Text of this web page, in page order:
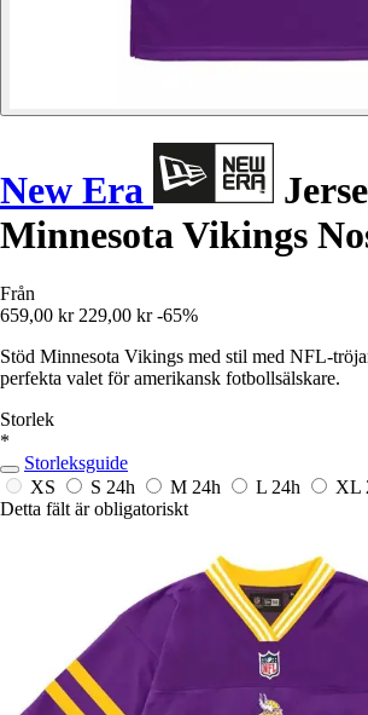
New Era
Minnesota Vikings
Från
659,00 kr 229,00 kr -65%
Stöd Minnesota Vikings med stil med NFL-
perfekta valet för amerikansk fotbollsälskare.
Storlek
*
Storleksguide
XS
S 24h M 24h L 24h XL
Detta fält är obligatoriskt